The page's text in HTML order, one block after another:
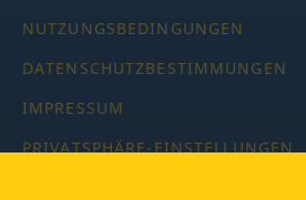
NUTZUNGSBEDINGUNGEN
DATENSCHUTZBESTIMMUNGEN
IMPRESSUM
PRIVATSPHÄRE-EINSTELLUNGEN